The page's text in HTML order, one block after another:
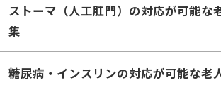
ストーマ（人工肛門）の対応が可能な
集
糖尿病・インスリンの対応が可能な老